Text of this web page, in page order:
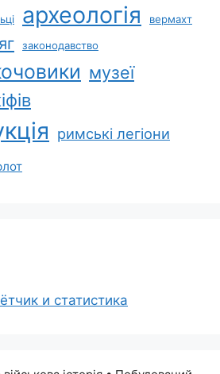
археологія вермахт
законодавство
музеї
римські легіони